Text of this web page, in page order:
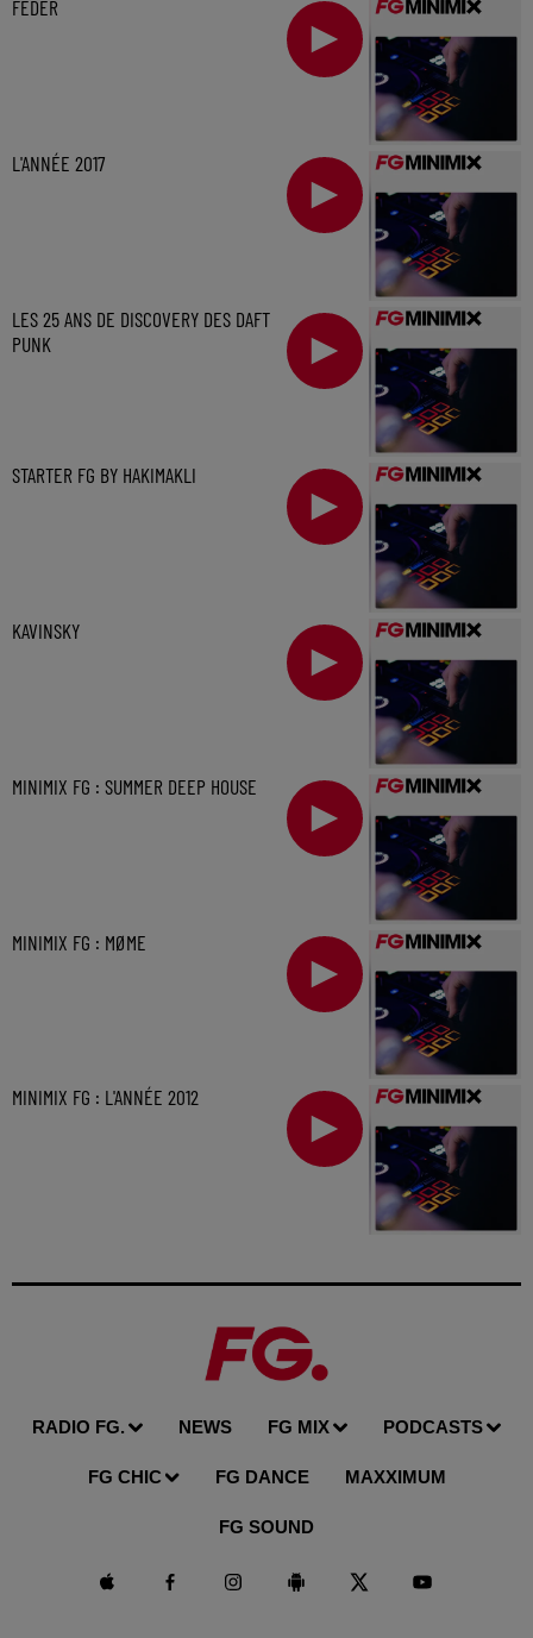
FEDER
L'ANNÉE 2017
LES 25 ANS DE DISCOVERY DES DAFT
PUNK
STARTER FG BY HAKIMAKLI
KAVINSKY
MINIMIX FG : SUMMER DEEP HOUSE
MINIMIX FG : MØME
MINIMIX FG : L'ANNÉE 2012
RADIO FG. NEWS FG MIX PODCASTS
FG CHIC FG DANCE MAXXIMUM
FG SOUND